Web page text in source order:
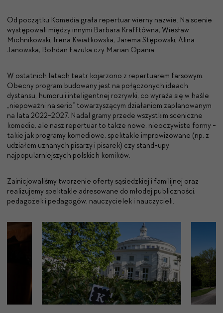
Od początku Komedia grała repertuar wierny nazwie. Na scenie
występowali między innymi Barbara Krafftówna, Wiesław
Michnikowski, Irena Kwiatkowska, Jarema Stępowski, Alina
Janowska, Bohdan Łazuka czy Marian Opania.
W ostatnich latach teatr kojarzono z repertuarem farsowym.
Obecny program budowany jest na połączonych ideach
dystansu, humoru i inteligentnej rozrywki, co wyraża się w haśle
„niepoważni na serio” towarzyszącym działaniom zaplanowanym
na lata 2022-2027. Nadal gramy przede wszystkim sceniczne
komedie, ale nasz repertuar to także nowe, nieoczywiste formy -
takie jak programy komediowe, spektakle improwizowane (np. z
udziałem uznanych pisarzy i pisarek) czy stand-upy
najpopularniejszych polskich komików.
Zainicjowaliśmy tworzenie oferty sąsiedzkiej i familijnej oraz
realizujemy spektakle adresowane do młodej publiczności,
pedagożek i pedagogów, nauczycielek i nauczycieli.